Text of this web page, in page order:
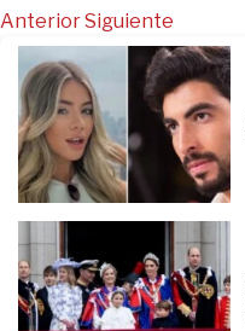
AnteriorSiguiente